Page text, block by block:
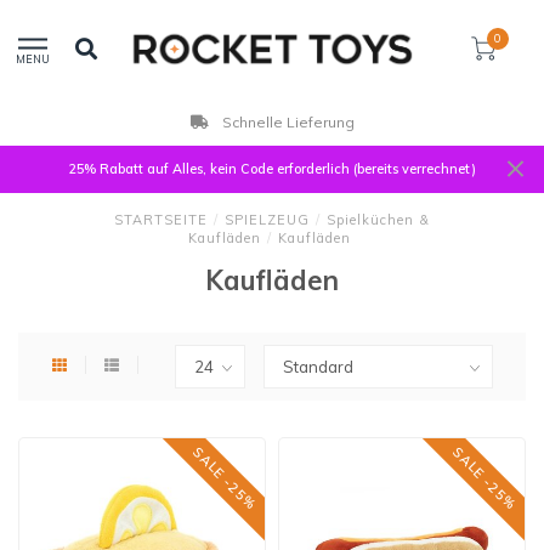
MENU
0
Schnelle Lieferung
25% Rabatt auf Alles, kein Code erforderlich (bereits verrechnet)
STARTSEITE / SPIELZEUG / Spielküchen &
Kaufläden / Kaufläden
Kaufläden
SALE -25% SALE -25%